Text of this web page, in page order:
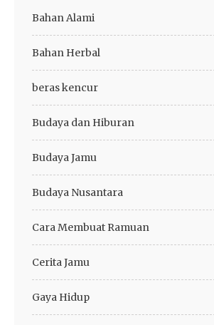
Bahan Alami
Bahan Herbal
beras kencur
Budaya dan Hiburan
Budaya Jamu
Budaya Nusantara
Cara Membuat Ramuan
Cerita Jamu
Gaya Hidup